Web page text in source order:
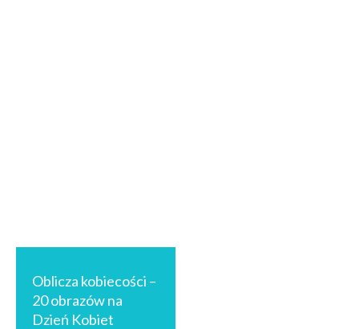
Nawigacja
wpisu
Oblicza kobiecości –
20 obrazów na
Dzień Kobiet